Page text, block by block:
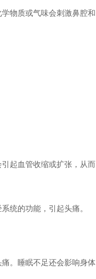
物质或气味会刺激鼻腔和
起血管收缩或扩张，从而
统的功能，引起头痛。
。睡眠不足还会影响身体